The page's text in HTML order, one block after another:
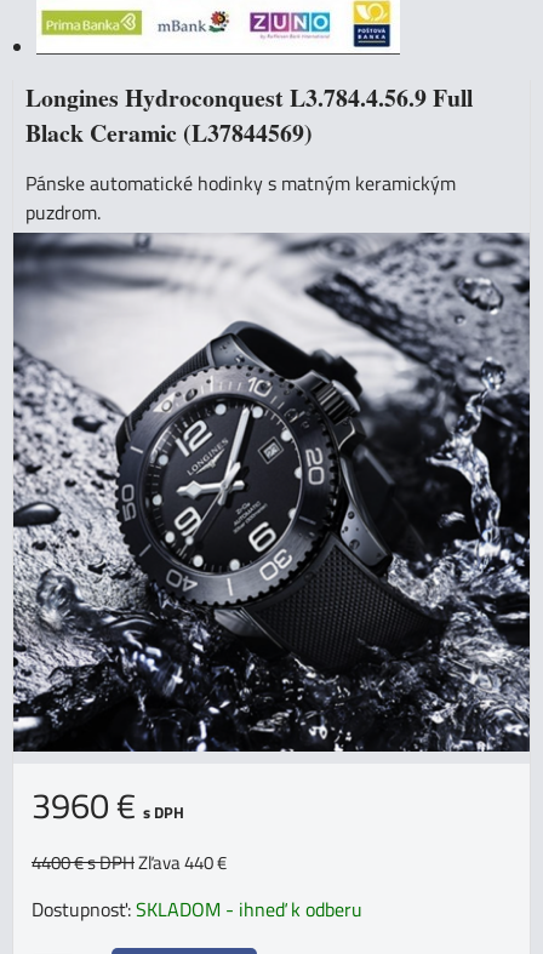
Longines Hydroconquest L3.784.4.56.9 Full
Black Ceramic (L37844569)
Pánske automatické hodinky s matným keramickým
puzdrom.
3960 € s DPH
4400 €s DPHZľava 440 €
Dostupnosť:SKLADOM - ihneď k odberu